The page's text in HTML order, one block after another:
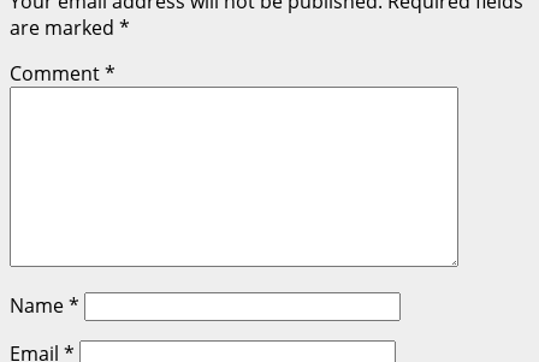
are marked *
Comment*
Name*
Email *